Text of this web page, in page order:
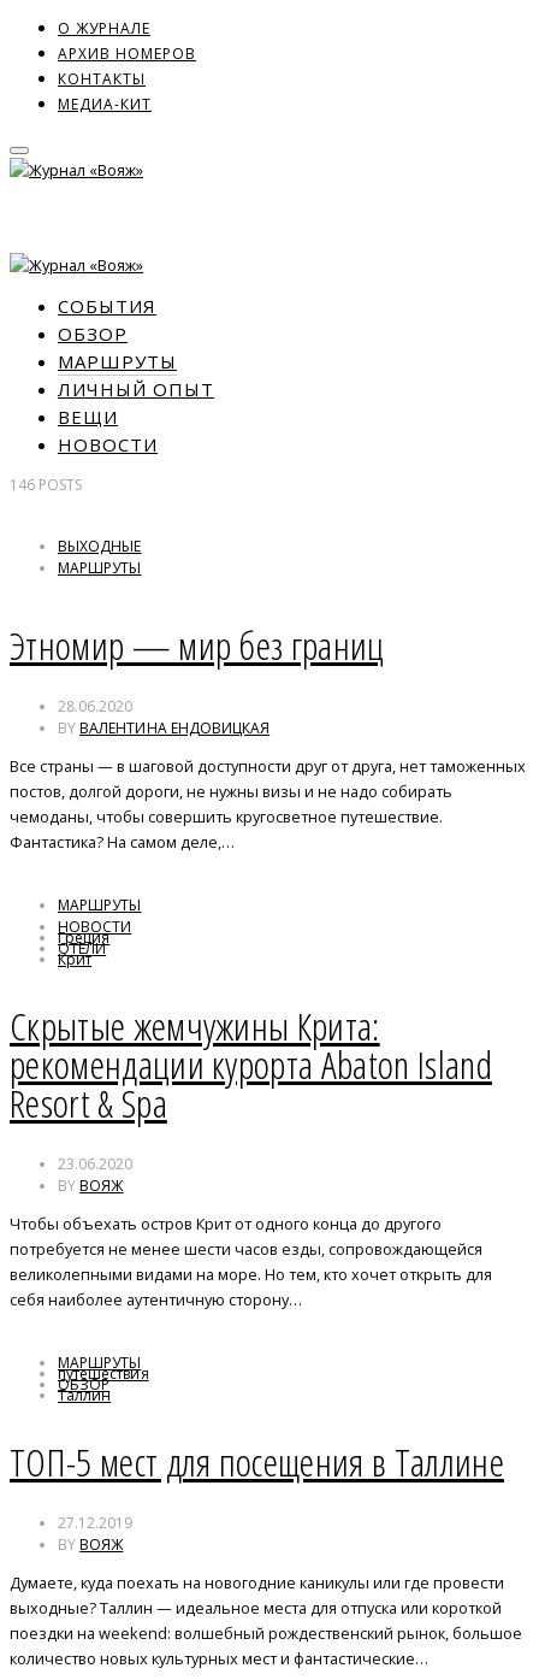
О ЖУРНАЛЕ
АРХИВ НОМЕРОВ
КОНТАКТЫ
МЕДИА-КИТ
СОБЫТИЯ
ОБЗОР
МАРШРУТЫ
ЛИЧНЫЙ ОПЫТ
ВЕЩИ
НОВОСТИ
146 POSTS
ВЫХОДНЫЕ
МАРШРУТЫ
Этномир — мир без границ
28.06.2020
BYВАЛЕНТИНА ЕНДОВИЦКАЯ
Все страны — в шаговой доступности друг от друга, нет таможенных
постов, долгой дороги, не нужны визы и не надо собирать
чемоданы, чтобы совершить кругосветное путешествие.
Фантастика? На самом деле,…
МАРШРУТЫ
НОВОСТИ
ОТЕЛИ
Греция
Крит
Скрытые жемчужины Крита:
рекомендации курорта Abaton Island
Resort & Spa
23.06.2020
BYВОЯЖ
Чтобы объехать остров Крит от одного конца до другого
потребуется не менее шести часов езды, сопровождающейся
великолепными видами на море. Но тем, кто хочет открыть для
себя наиболее аутентичную сторону…
МАРШРУТЫ
ОБЗОР
путешествия
Таллин
ТОП-5 мест для посещения в Таллине
27.12.2019
BYВОЯЖ
Думаете, куда поехать на новогодние каникулы или где провести
выходные? Таллин — идеальное места для отпуска или короткой
поездки на weekend: волшебный рождественский рынок, большое
количество новых культурных мест и фантастические…